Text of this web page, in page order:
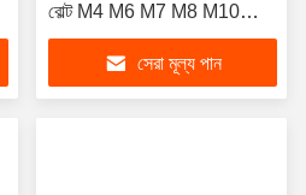
বোল্ট M4 M6 M7 M8 M10
M19 M21
সেরা মূল্য পান